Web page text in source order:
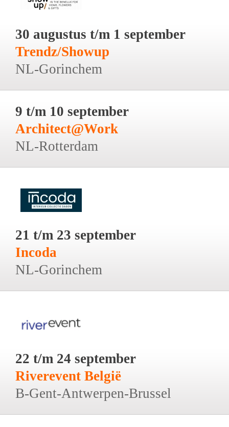
30 augustus t/m 1 september
Trendz/Showup
NL-Gorinchem
9 t/m 10 september
Architect@Work
NL-Rotterdam
21 t/m 23 september
Incoda
NL-Gorinchem
22 t/m 24 september
Riverevent België
B-Gent-Antwerpen-Brussel